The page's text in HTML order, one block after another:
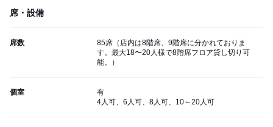
席・設備
席数
85席（店内は8階席、9階席に分かれておりま
す。最大18〜20人様で8階席フロア貸し切り可
能。）
個室
有
4人可、6人可、8人可、10～20人可